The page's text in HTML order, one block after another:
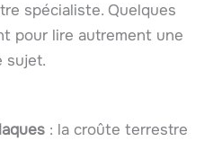
spécialiste. Quelques
pour lire autrement une
sujet.
: la croûte terrestre